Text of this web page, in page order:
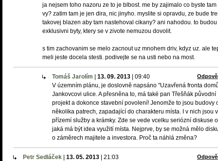
ja nejsem toho nazoru ze to je blbost. me by zajimalo co byste tam
vy? zatim tam je jen dira, nic jinyho. myslite si opravdu, ze bude
takovej blazen aby tam nastehoval cikany? ani nahodou. to budou
exklusivni byty, ktery se v zivote nemuzou dovolit.
s tim zachovanim se melo zacnout uz mnohem driv, kdyz uz. ale
meli jeste docela stesti. podivejte se na usti nebo na most.
Tomáš Jarolím 13. 09. 2013 09:40
V územním plánu, je doslovně napsáno "Uzavřená fronta
Jankovcovi ulice. A přesněna to, má také pan Třešňák původní
projekt a dokonce stavební povolení! Jenomže to jsou budovy
několika patrech, zapadající do charakteru místa. I v nich jsou v
přízemí služby a krámky. Zde se vede vcelku seriózní diskuse
jaká má být idea využití místa. Nejprve, by se možná mělo
o záměrech majitele a investora. Proč ta náhlá změna?
Petr Sedláček 13. 05. 2013 21:03